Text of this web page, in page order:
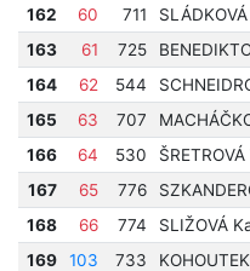
162
60 711
163
61 725
164
62 544
165
63 707
166
64 530
167
65 776
168
66 774 SLIŽOVÁ
169
103 733